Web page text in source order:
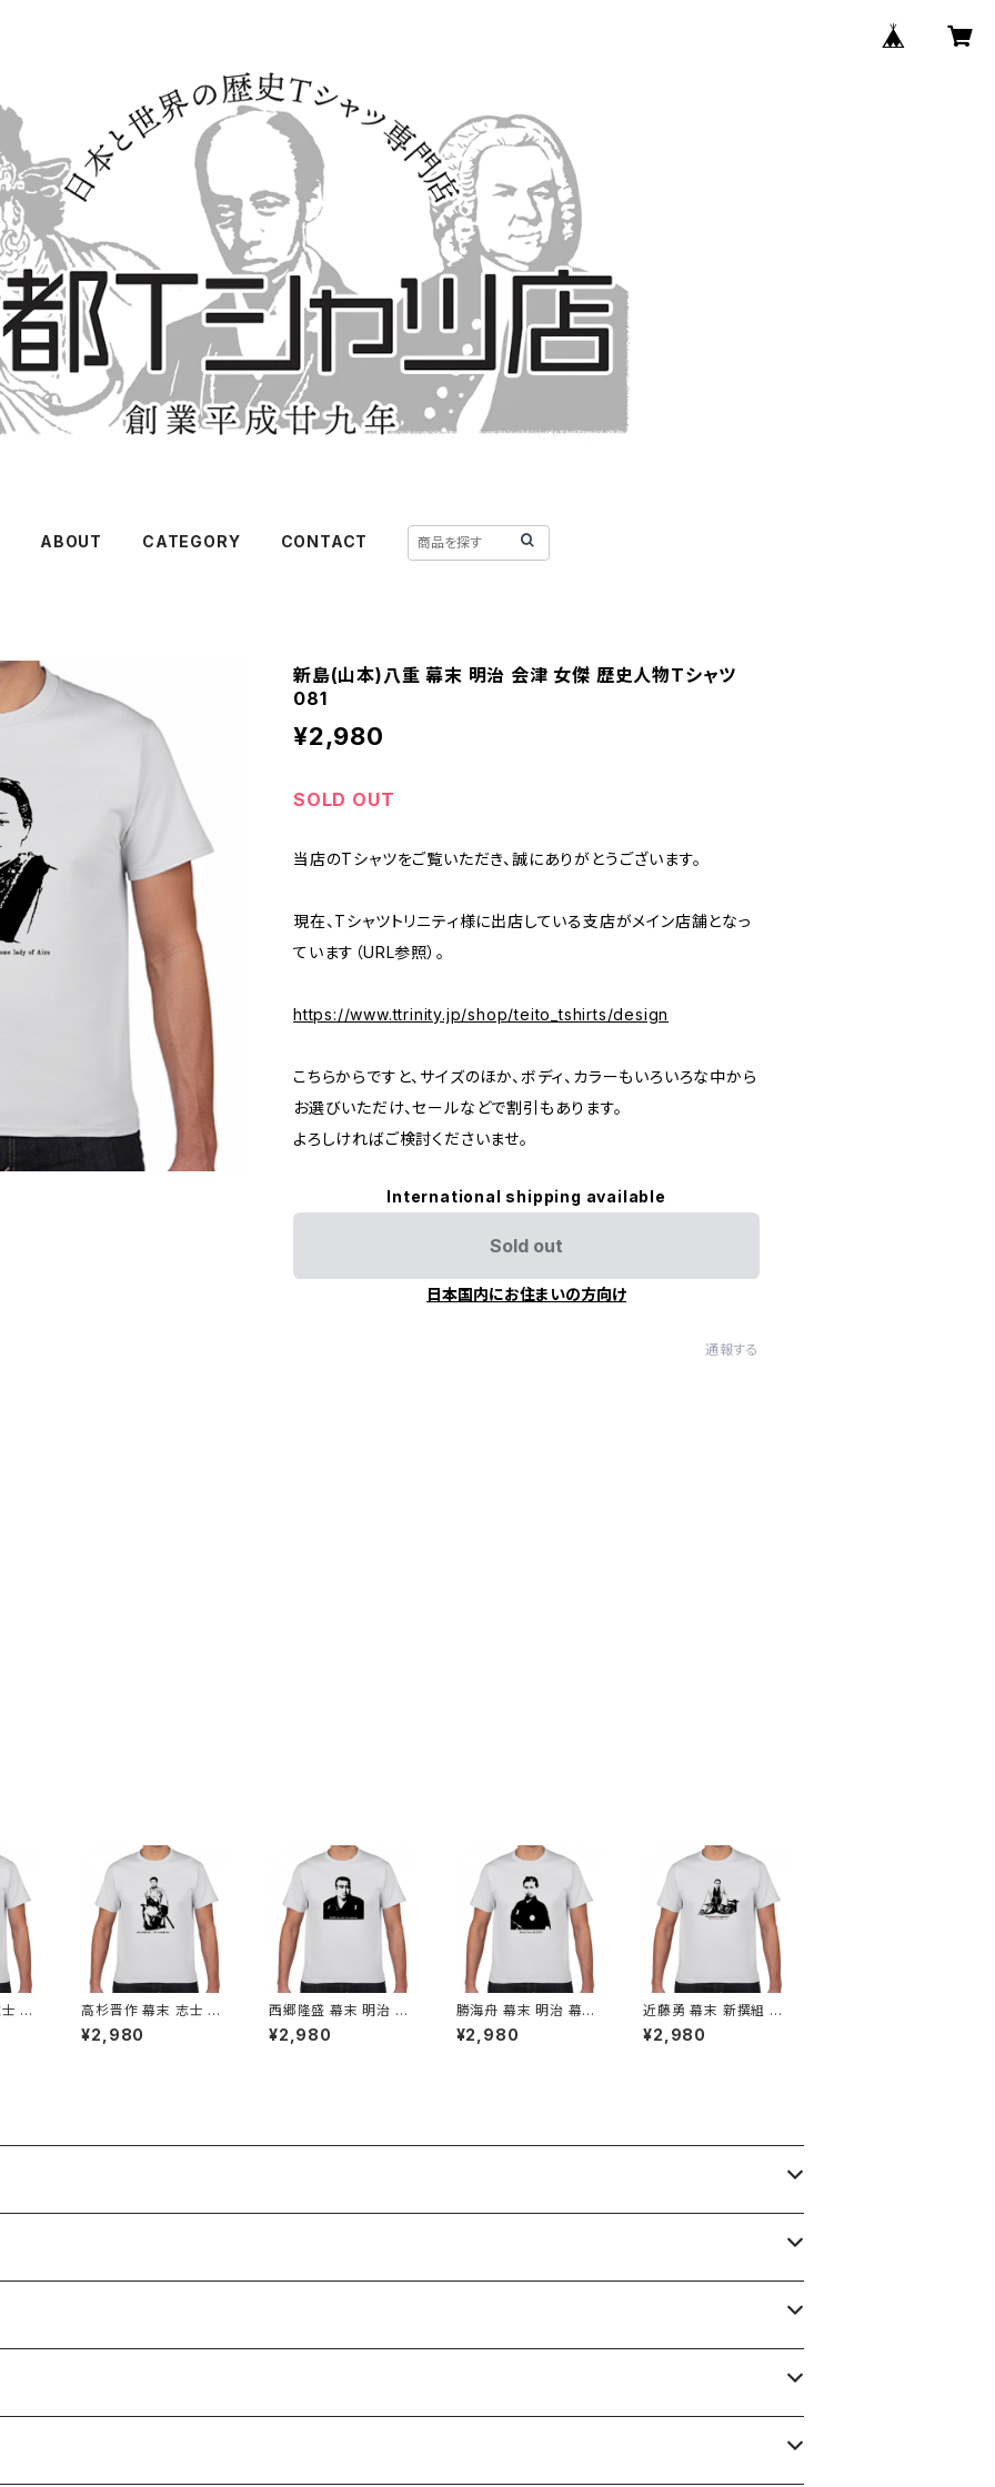
ABOUT CATEGORY CONTACT
新島(山本)八重 幕末 明治 会津 女傑 歴史人物Tシャツ
081
¥2,980
SOLD OUT
当店のTシャツをご覧いただき、誠にありがとうございます。
現在、Tシャツトリニティ様に出店している支店がメイン店舗となっ
ています（URL参照）。
https://www.ttrinity.jp/shop/teito_tshirts/design
こちらからですと、サイズのほか、ボディ、カラーもいろいろな中から
お選びいただけ、セールなどで割引もあります。
よろしければご検討くださいませ。
International shipping available
Sold out
日本国内にお住まいの方向け
通報する
海
高杉晋作 幕末 志士 長
州 奇兵隊 歴史人物Tシ
ャツ004
¥2,980
西郷隆盛 幕末 明治 志
士 薩摩 歴史人物Tシャ
ツ007
¥2,980
勝海舟 幕末 明治 幕臣
歴史人物Tシャツ008
¥2,980
近藤勇 幕末 新撰組 歴
史人物Tシャツ020
¥2,980